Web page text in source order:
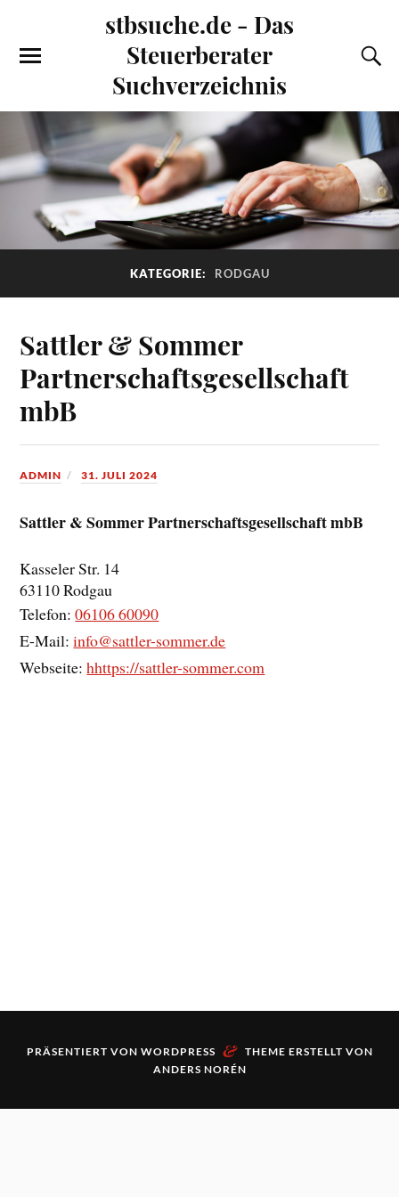
stbsuche.de - Das
Steuerberater
Suchverzeichnis
KATEGORIE: RODGAU
Sattler & Sommer
Partnerschaftsgesellschaft
mbB
ADMIN 31. JULI 2024
Sattler & Sommer Partnerschaftsgesellschaft mbB
Kasseler Str. 14
63110Rodgau
Telefon:06106 60090
E-Mail:info@sattler-sommer.de
Webseite:hhttps://sattler-sommer.com
PRÄSENTIERT VON WORDPRESS & THEME ERSTELLT VON
ANDERS NORÉN